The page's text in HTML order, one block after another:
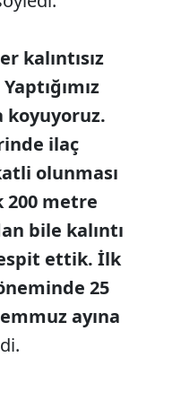
kalıntısız
koyuyoruz.
ilaç
olunması
200 metre
bile kalıntı
ettik. İlk
25
ayına